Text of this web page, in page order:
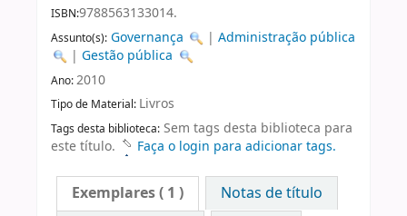
ISBN:9788563133014.
Assunto(s): Governança |Administração pública
|Gestão pública
Ano:2010
Tipo de Material: Livros
Tags desta biblioteca: Sem tags desta biblioteca para
este título.
Faça o login para adicionar tags.
Exemplares( 1 )
Notas de título